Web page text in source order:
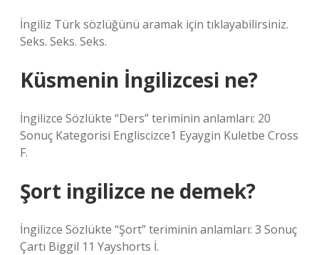
İngiliz Türk sözlüğünü aramak için tıklayabilirsiniz.
Seks. Seks. Seks.
Küsmenin İngilizcesi ne?
İngilizce Sözlükte “Ders” teriminin anlamları: 20
Sonuç Kategorisi Engliscizce1 Eyaygin Kuletbe Cross
F.
Şort ingilizce ne demek?
İngilizce Sözlükte “Şort” teriminin anlamları: 3 Sonuç
Çartı Biggil 11 Yayshorts İ.